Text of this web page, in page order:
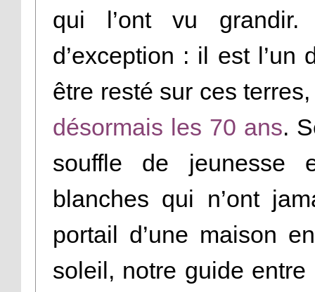
qui l’ont vu
d’exception : il est
être resté sur ces
désormais les 70 ans.
souffle de jeunesse
blanches qui n’ont
portail d’une maison
soleil, notre guide